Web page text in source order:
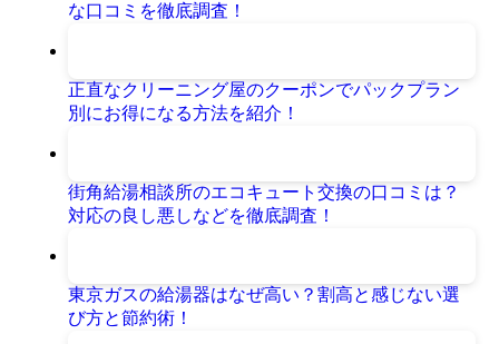
な口コミを徹底調査！
正直なクリーニング屋のクーポンでパックプラン
別にお得になる方法を紹介！
街角給湯相談所のエコキュート交換の口コミは？
対応の良し悪しなどを徹底調査！
東京ガスの給湯器はなぜ高い？割高と感じない選
び方と節約術！